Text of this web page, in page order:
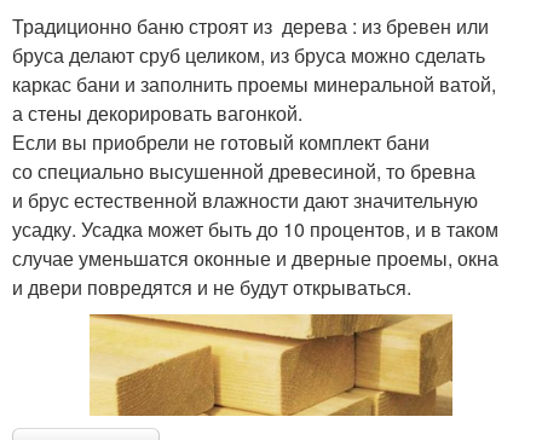
Традиционно баню строят из дерева : из бревен или
бруса делают сруб целиком, из бруса можно сделать
каркас бани и заполнить проемы минеральной ватой,
а стены декорировать вагонкой.
Если вы приобрели не готовый комплект бани
со специально высушенной древесиной, то бревна
и брус естественной влажности дают значительную
усадку. Усадка может быть до 10 процентов, и в таком
случае уменьшатся оконные и дверные проемы, окна
и двери повредятся и не будут открываться.